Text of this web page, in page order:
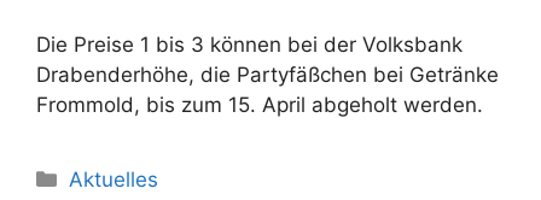
Die Preise 1 bis 3 können bei der Volksbank
Drabenderhöhe, die Partyfäßchen bei Getränke
Frommold, bis zum 15. April abgeholt werden.
Kategorien
Aktuelles